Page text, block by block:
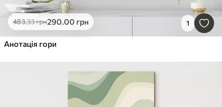
483.33грн290.00 грн 1
Анотація гори